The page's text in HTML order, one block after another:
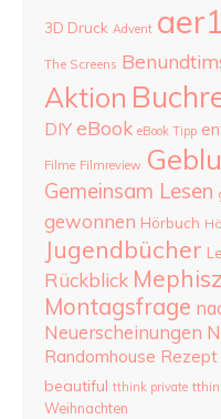
3D Druck Advent
The Screens
Aktion
DIY eBook eBook Tipp
Filme Filmreview
Gemeinsam Lesen
gewonnen Hörbuch
Jugendbücher
Rückblick
Montagsfrage
Neuerscheinungen
Randomhouse Rezept
beautiful tthink private
Weihnachten